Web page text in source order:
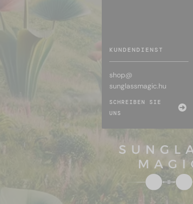
KUNDENDIENST
shop@
sunglassmagic.hu
SCHREIBEN SIE
UNS